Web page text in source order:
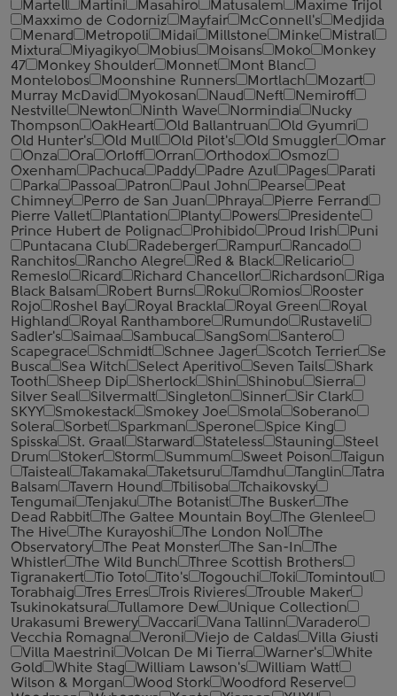
Martell
Martini Masahiro Matusalem
Maxime Trijol
Maxximo de Codorniz
Mayfair McConnell's
Medjida
Menard
Metropoli Midai Millstone Minke
Mistral
Mixtura
Miyagikyo Mobius Moisans Moko
Monkey
47
Monkey Shoulder Monnet
Mont Blanc
Montelobos
Moonshine Runners Mortlach
Mozart
Murray McDavid
Myokosan Naud Neft
Nemiroff
Nestville
Newton Ninth Wave Normindia
Nucky
Thompson
OakHeart Old Ballantruan
Old Gyumri
Old Hunter's
Old Mull Old Pilot's Old Smuggler
Omar
Onza
Ora Orloff Orran Orthodox
Osmoz
Oxenham
Pachuca Paddy Padre Azul Pages
Parati
Parka
Passoa Patron Paul John Pearse
Peat
Chimney
Perro de San Juan Phraya
Pierre Ferrand
Pierre Vallet
Plantation Planty Powers
Presidente
Prince Hubert de Polignac
Prohibido Proud Irish
Puni
Puntacana Club
Radeberger Rampur
Rancado
Ranchitos
Rancho Alegre Red & Black
Relicario
Remeslo
Ricard Richard Chancellor Richardson
Riga
Black Balsam
Robert Burns Roku Romios
Rooster
Rojo
Roshel Bay Royal Brackla Royal Green
Royal
Highland
Royal Ranthambore Rumundo
Rustaveli
Sadler's
Saimaa Sambuca SangSom
Santero
Scapegrace
Schmidt Schnee Jager Scotch Terrier
Se
Busca
Sea Witch Select Aperitivo Seven Tails
Shark
Tooth
Sheep Dip Sherlock Shin Shinobu
Sierra
Silver Seal
Silvermalt Singleton Sinner
Sir Clark
SKYY
Smokestack Smokey Joe Smola
Soberano
Solera
Sorbet Sparkman Sperone
Spice King
Spisska
St. Graal Starward Stateless Stauning
Steel
Drum
Stoker Storm Summum Sweet Poison
Taigun
Taisteal
Takamaka Taketsuru Tamdhu Tanglin
Tatra
Balsam
Tavern Hound Tbilisoba
Tchaikovsky
Tengumai
Tenjaku The Botanist The Busker
The
Dead Rabbit
The Galtee Mountain Boy
The Glenlee
The Hive
The Kurayoshi The London №1
The
Observatory
The Peat Monster The San-In
The
Whistler
The Wild Bunch
Three Scottish Brothers
Tigranakert
Tio Toto Tito's Togouchi Toki
Tomintoul
Torabhaig
Tres Erres Trois Rivieres
Trouble Maker
Tsukinokatsura
Tullamore Dew
Unique Collection
Urakasumi Brewery
Vaccari Vana Tallinn
Varadero
Vecchia Romagna
Veroni Viejo de Caldas
Villa Giusti
Villa Maestrini
Volcan De Mi Tierra Warner's
White
Gold
White Stag William Lawson's
William Watt
Wilson & Morgan
Wood Stork
Woodford Reserve